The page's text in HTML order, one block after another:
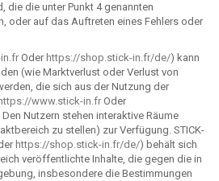
die die unter Punkt 4 genannten
oder auf das Auftreten eines Fehlers oder
Oder https://shop.stick-in.fr/de/) kann
(wie Marktverlust oder Verlust von
die sich aus der Nutzung der
https://www.stick-in.fr Oder
Den Nutzern stehen interaktive Räume
zu stellen) zur Verfügung. STICK-
https://shop.stick-in.fr/de/) behält sich
veröffentlichte Inhalte, die gegen die in
insbesondere die Bestimmungen